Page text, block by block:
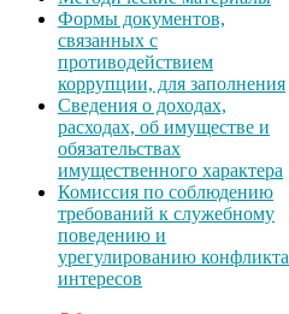
Формы документов,
связанных с
противодействием
коррупции, для заполнения
Сведения о доходах,
расходах, об имуществе и
обязательствах
имущественного характера
Комиссия по соблюдению
требований к служебному
поведению и
урегулированию конфликта
интересов